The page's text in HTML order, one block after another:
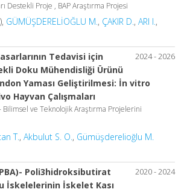
Destekli Proje , BAP Araştırma Projesi
GÜMÜŞDERELİOĞLU M., ÇAKIR D., ARI I.,
2024 - 2026
Tedavisi için
Doku Mühendisliği Ürünü
Yaması Geliştirilmesi: İn vitro
Hayvan Çalışmaları
Bilimsel ve Teknolojik Araştırma Projelerini
T., Akbulut S. O., Gümüşderelioğlu M.
2020 - 2024
Poli3hidroksibutirat
İskelelerinin İskelet Kası